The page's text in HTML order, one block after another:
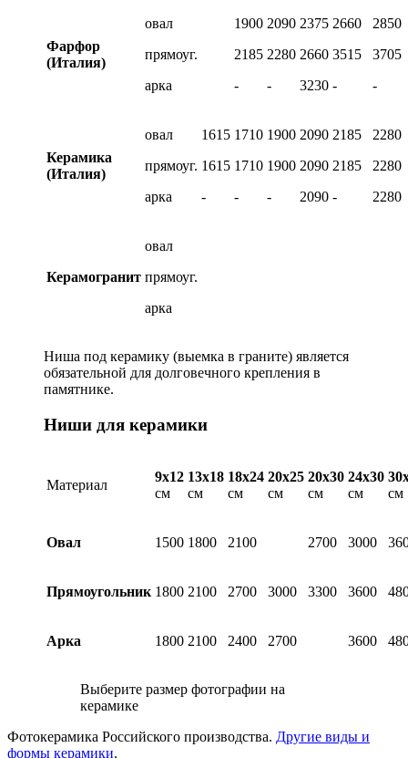
Фарфор
(Италия)
овал
прямоуг.
арка
1900
2185
-
2090
2280
-
2375
2660
3230
2660
3515
-
2850
3705
-
Керамика
(Италия)
овал
прямоуг.
арка
1615
1615
-
1710
1710
-
1900
1900
-
2090
2090
2090
2185
2185
-
2280
2280
2280
Керамогранит
овал
прямоуг.
арка
Ниша под керамику (выемка в граните) является
обязательной для долговечного крепления в
памятнике.
Ниши для керамики
Материал
9х12
см
13х18
см
18х24
см
20х25
см
20х30
см
24х30
см
см
Овал 1500 1800 2100 2700 3000
Прямоугольник 1800 2100 2700 3000 3300 3600
Арка 1800 2100 2400 2700 3600
Выберите размер фотографии на
керамике
Фотокерамика Российского производства. Другие виды и
формы керамики.